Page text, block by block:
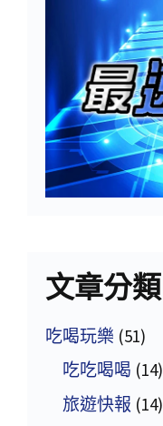
文章分類
吃喝玩樂 (51)
吃吃喝喝 (14)
旅遊快報 (14)